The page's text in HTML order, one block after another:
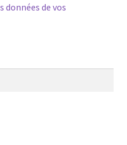
données de vos